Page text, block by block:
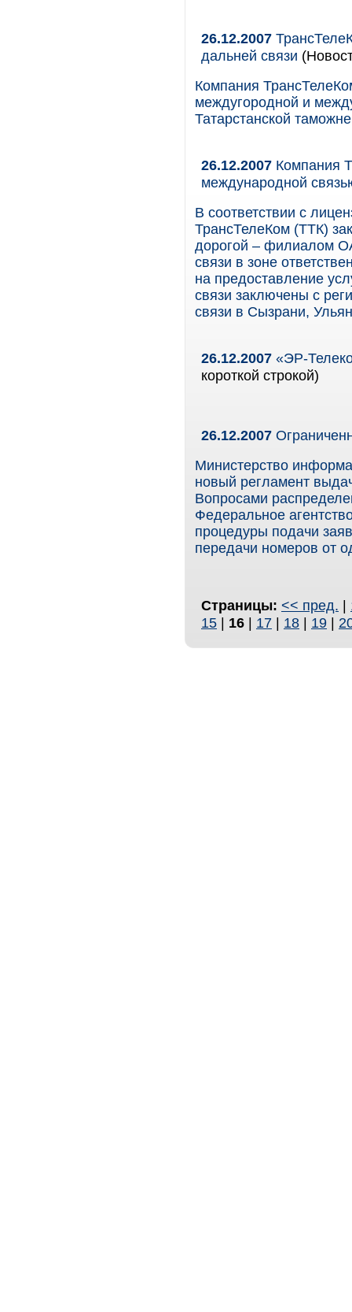
26.12.2007
дальней связи
Компания
междугородной и
Татарстанской
26.12.2007 Компания
международной
В соответствии с
ТрансТелеКом (ТТК)
дорогой – филиалом
связи в зоне
на предоставление
связи заключены с
связи в Сызрани,
26.12.2007 «ЭР-
короткой строкой)
26.12.2007
Министерство
новый регламент
Вопросами
Федеральное
процедуры подачи
передачи номеров от
Страницы: << пред. |
15 | 16 | 17 | 18 | 19 |